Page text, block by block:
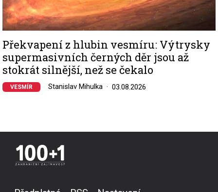
Překvapení z hlubin vesmíru: Výtrysky
supermasivních černých děr jsou až
stokrát silnější, než se čekalo
VESMÍR Stanislav Mihulka 03.08.2026